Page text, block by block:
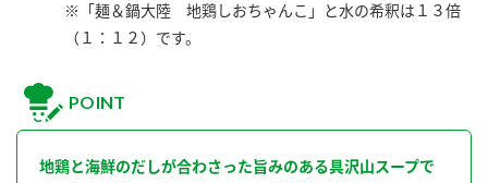
※「麺＆鍋大陸 地鶏しおちゃんこ」と水の希釈は１３倍
（１：１２）です。
POINT
地鶏と海鮮のだしが合わさった旨みのある具沢山スープで